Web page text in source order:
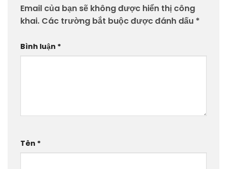
Email của bạn sẽ không được hiển thị công
khai. Các trường bắt buộc được đánh dấu *
Bình luận *
Tên *